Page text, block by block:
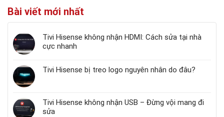
Bài viết mới nhất
Tivi Hisense không nhận HDMI: Cách sửa tại nhà
cực nhanh
Tivi Hisense bị treo logo nguyên nhân do đâu?
Tivi Hisense không nhận USB – Đừng vội mang đi
sửa